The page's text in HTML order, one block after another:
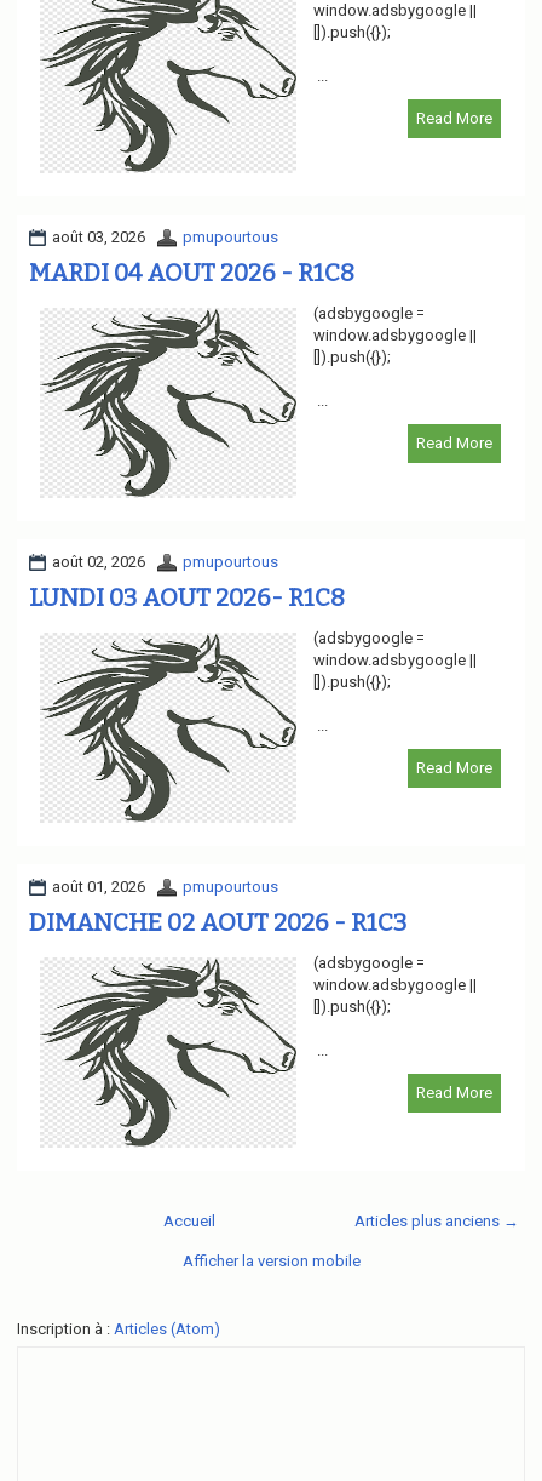
window.adsbygoogle ||
[]).push({});
...
Read More
août 03, 2026 pmupourtous
MARDI 04 AOUT 2026 - R1C8
(adsbygoogle =
window.adsbygoogle ||
[]).push({});
...
Read More
août 02, 2026 pmupourtous
LUNDI 03 AOUT 2026- R1C8
(adsbygoogle =
window.adsbygoogle ||
[]).push({});
...
Read More
août 01, 2026 pmupourtous
DIMANCHE 02 AOUT 2026 - R1C3
(adsbygoogle =
window.adsbygoogle ||
[]).push({});
...
Read More
Articles plus anciens →
Accueil
Afficher la version mobile
Inscription à : Articles (Atom)